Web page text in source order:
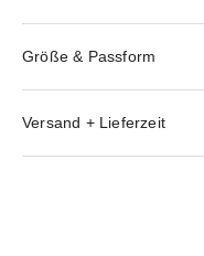
Größe & Passform
Versand + Lieferzeit